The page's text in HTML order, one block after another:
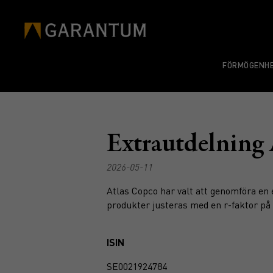
Extrautdelning
2026-05-11
Atlas Copco har valt att genomföra
produkter justeras med en r-faktor
ISIN
SE0021924784